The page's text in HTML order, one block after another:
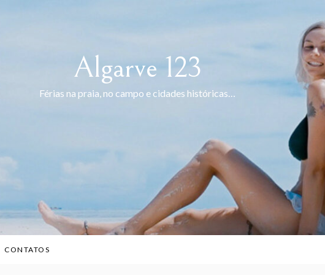
Algarve 123
Férias na praia, no campo e cidades históricas…
CONTATOS